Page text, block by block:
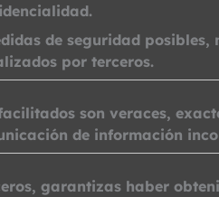
de seguridad
por terceros.
son veraces,
de información
garantizas haber